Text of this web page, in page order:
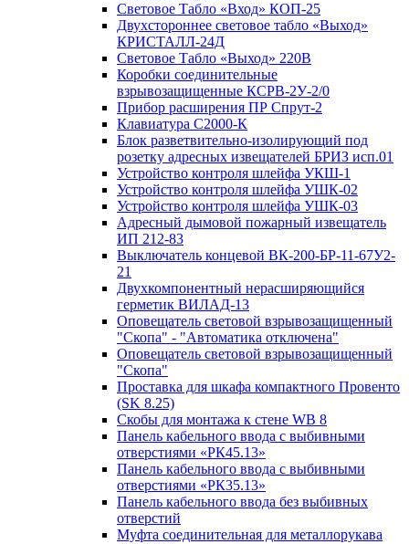
Световое Табло «Вход» КОП-25
Двухстороннее световое табло «Выход»
КРИСТАЛЛ-24Д
Световое Табло «Выход» 220В
Коробки соединительные
взрывозащищенные КСРВ-2У-2/0
Прибор расширения ПР Спрут-2
Клавиатура С2000-К
Блок разветвительно-изолирующий под
розетку адресных извещателей БРИЗ исп.01
Устройство контроля шлейфа УКШ-1
Устройство контроля шлейфа УШК-02
Устройство контроля шлейфа УШК-03
Адресный дымовой пожарный извещатель
ИП 212-83
Выключатель концевой ВК-200-БР-11-67У2-
21
Двухкомпонентный нерасширяющийся
герметик ВИЛАД-13
Оповещатель световой взрывозащищенный
"Скопа" - "Автоматика отключена"
Оповещатель световой взрывозащищенный
"Скопа"
Проставка для шкафа компактного Провенто
(SK 8.25)
Скобы для монтажа к стене WB 8
Панель кабельного ввода с выбивными
отверстиями «РК45.13»
Панель кабельного ввода с выбивными
отверстиями «РК35.13»
Панель кабельного ввода без выбивных
отверстий
Муфта соединительная для металлорукава